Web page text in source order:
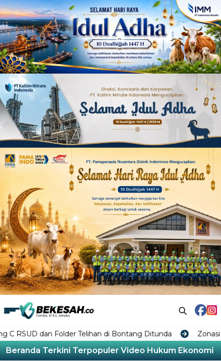
Folder Telihan di Bontang Ditunda Zonasi Industri di
Beranda Terkini Terpopuler Video Hukum Ekonomi